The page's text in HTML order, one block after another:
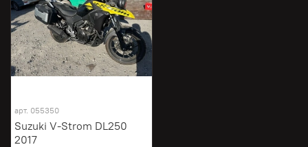
арт. 055350
Suzuki V-Strom DL250
2017